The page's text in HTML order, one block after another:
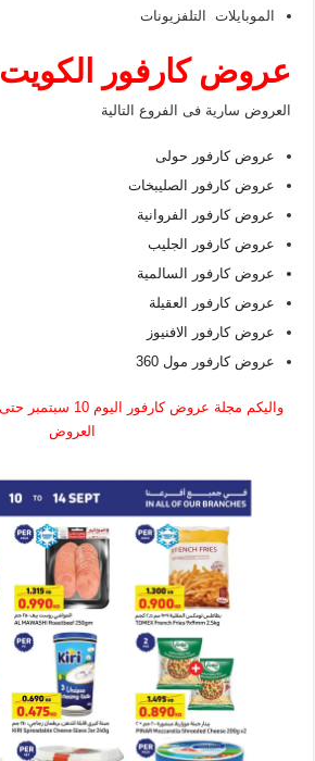
الموبايلات التلفزيونات
عروض كارفور الكويت
العروض سارية فى الفروع التالية
عروض كارفور حولى
عروض كارفور الصليبخات
عروض كارفور الفروانية
عروض كارفور الجليب
عروض كارفور السالمية
عروض كارفور العقيلة
عروض كارفور الافنيوز
عروض كارفور مول 360
العروض